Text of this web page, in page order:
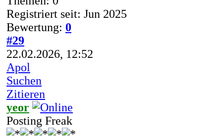
Registriert seit: Jun 2025
Bewertung: 0
#29
22.02.2026, 12:52
Apol
Suchen
Zitieren
yeor
Posting Freak